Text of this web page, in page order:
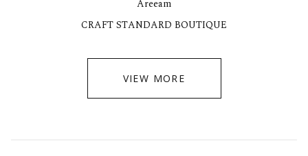
Areeam
CRAFT STANDARD BOUTIQUE
VIEW MORE